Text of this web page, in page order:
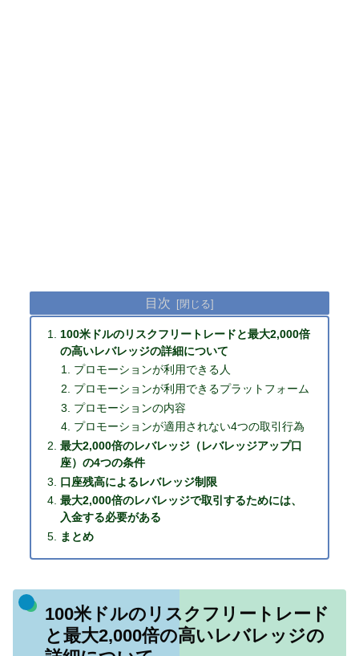
目次
100米ドルのリスクフリートレードと最大2,000倍
の高いレバレッジの詳細について
プロモーションが利用できる人
プロモーションが利用できるプラットフォーム
プロモーションの内容
プロモーションが適用されない4つの取引行為
最大2,000倍のレバレッジ（レバレッジアップ口
座）の4つの条件
口座残高によるレバレッジ制限
最大2,000倍のレバレッジで取引するためには、
入金する必要がある
まとめ
100米ドルのリスクフリートレード
と最大2,000倍の高いレバレッジの